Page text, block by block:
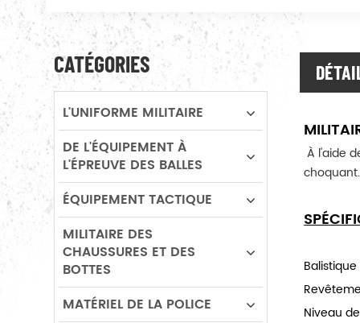
À l'aide de Polyethene comme une planche dorsale , force à Haute résistance contre la balle et la réduction de l'impact de
choquant.
Niveau
CATÉGORIES
L'UNIFORME MILITAIRE
DE L'ÉQUIPEMENT À
L'ÉPREUVE DES BALLES
ÉQUIPEMENT TACTIQUE
MILITAIRE DES
CHAUSSURES ET DES
BOTTES
MATÉRIEL DE LA POLICE